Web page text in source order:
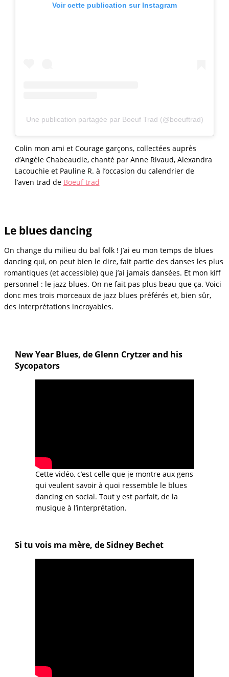
Voir cette publication sur Instagram
Une publication partagée par Boeuf Trad (@boeuftrad)
Colin mon ami et Courage garçons, collectées auprès
d’Angèle Chabeaudie, chanté par Anne Rivaud, Alexandra
Lacouchie et Pauline R. à l’occasion du calendrier de
l’aven trad de Boeuf trad
Le blues dancing
On change du milieu du bal folk ! J’ai eu mon temps de blues
dancing qui, on peut bien le dire, fait partie des danses les plus
romantiques (et accessible) que j’ai jamais dansées. Et mon kiff
personnel : le jazz blues. On ne fait pas plus beau que ça. Voici
donc mes trois morceaux de jazz blues préférés et, bien sûr,
des interprétations incroyables.
New Year Blues, de Glenn Crytzer and his
Sycopators
Cette vidéo, c’est celle que je montre aux gens
qui veulent savoir à quoi ressemble le blues
dancing en social. Tout y est parfait, de la
musique à l’interprétation.
Si tu vois ma mère, de Sidney Bechet